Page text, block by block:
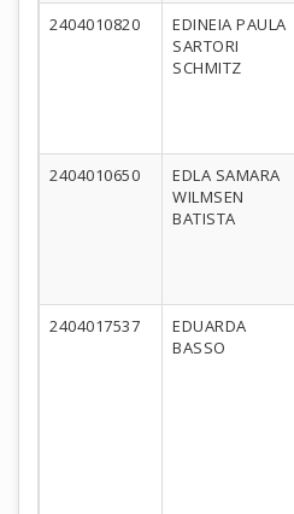
2404010820
EDINEIA PAULA
SARTORI
SCHMITZ
2404010650
EDLA SAMARA
WILMSEN
BATISTA
2404017537
EDUARDA
BASSO